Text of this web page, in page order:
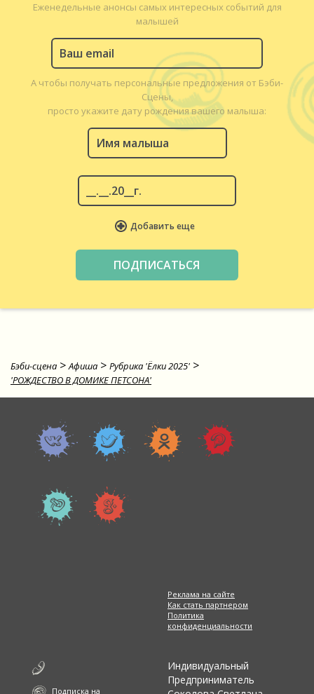
Еженедельные анонсы самых интересных событий для
малышей
А чтобы получать персональные предложения от Бэби-
Сцены,
просто укажите дату рождения вашего малыша:
Добавить еще
Бэби-сцена >Афиша > Рубрика 'Ёлки 2025' >
'РОЖДЕСТВО В ДОМИКЕ ПЕТСОНА'
Реклама на сайте
Как стать партнером
Политика
конфиденциальности
Подписка на
Индивидуальный
Предприниматель